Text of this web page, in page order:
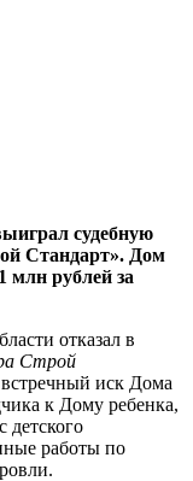
судебную
Стандарт». Дом
млн рублей за
отказал в
Строй
иск Дома
к Дому ребенка,
детского
работы по